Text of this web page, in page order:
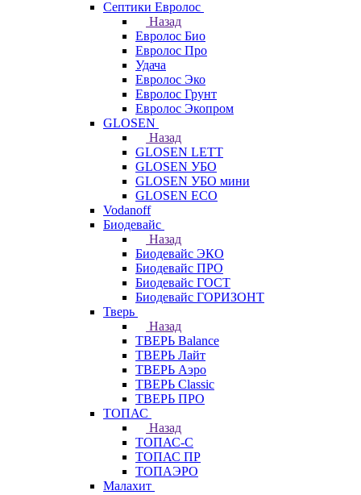
Септики Евролос
Назад
Евролос Био
Евролос Про
Удача
Евролос Эко
Евролос Грунт
Евролос Экопром
GLOSEN
Назад
GLOSEN LETT
GLOSEN УБО
GLOSEN УБО мини
GLOSEN ECO
Vodanoff
Биодевайс
Назад
Биодевайс ЭКО
Биодевайс ПРО
Биодевайс ГОСТ
Биодевайс ГОРИЗОНТ
Тверь
Назад
ТВЕРЬ Balance
ТВЕРЬ Лайт
ТВЕРЬ Аэро
ТВЕРЬ Classic
ТВЕРЬ ПРО
ТОПАС
Назад
ТОПАС-С
ТОПАС ПР
ТОПАЭРО
Малахит